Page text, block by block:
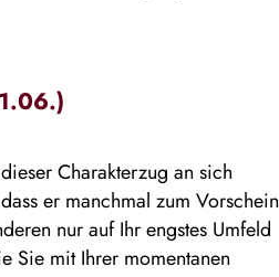
Charakterzug an sich
er manchmal zum Vorschein
nur auf Ihr engstes Umfeld
Sie mit Ihrer momentanen